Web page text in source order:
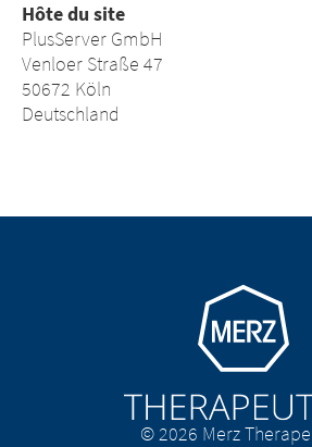
Hôte du site
PlusServer GmbH
Venloer Straße 47
50672 Köln
Deutschland
Go to homepage
© 2026 Merz